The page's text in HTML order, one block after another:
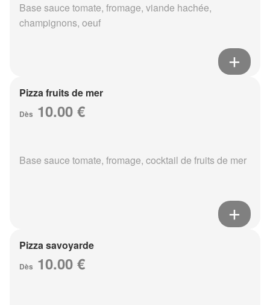
Base sauce tomate, fromage, viande hachée,
champignons, oeuf
Pizza fruits de mer
Dès 10.00 €
Base sauce tomate, fromage, cocktail de fruits de mer
Pizza savoyarde
Dès 10.00 €